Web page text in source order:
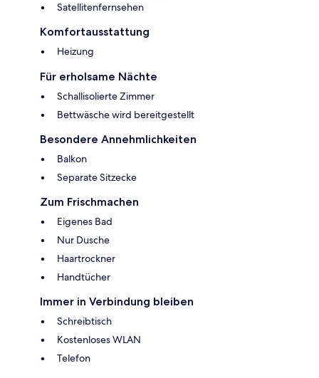
Satellitenfernsehen
Komfortausstattung
Heizung
Für erholsame Nächte
Schallisolierte Zimmer
Bettwäsche wird bereitgestellt
Besondere Annehmlichkeiten
Balkon
Separate Sitzecke
Zum Frischmachen
Eigenes Bad
Nur Dusche
Haartrockner
Handtücher
Immer in Verbindung bleiben
Schreibtisch
Kostenloses WLAN
Telefon